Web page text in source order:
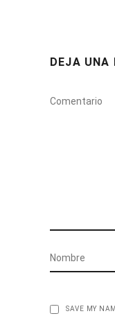
DEJA UNA
SAVE MY